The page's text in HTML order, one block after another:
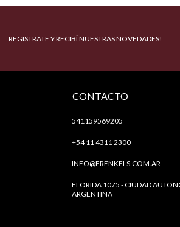
REGISTRATE Y RECIBÍ NUESTRAS NOVEDADES!
CONTACTO
541159569205
+54 11 4311 2300
INFO@FRENKELS.COM.AR
FLORIDA 1075 - CIUDAD
ARGENTINA